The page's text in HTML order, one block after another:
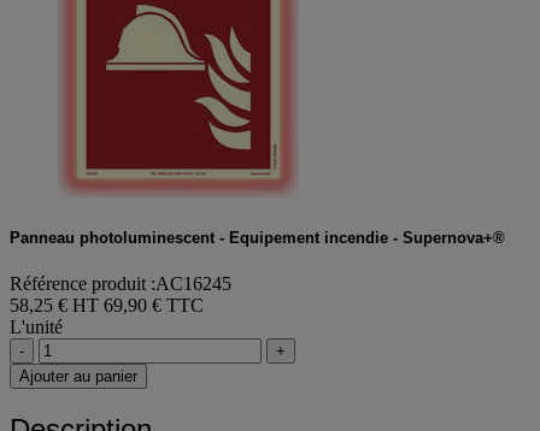
Panneau photoluminescent - Equipement incendie - Supernova+®
Référence produit :AC16245
58,25 € HT 69,90 € TTC
L'unité
-
+
Ajouter au panier